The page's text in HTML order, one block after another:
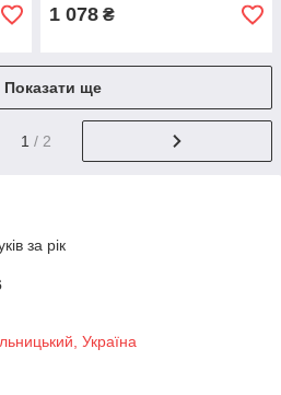
1 078 ₴
Показати ще
1 / 2
за рік
Україна